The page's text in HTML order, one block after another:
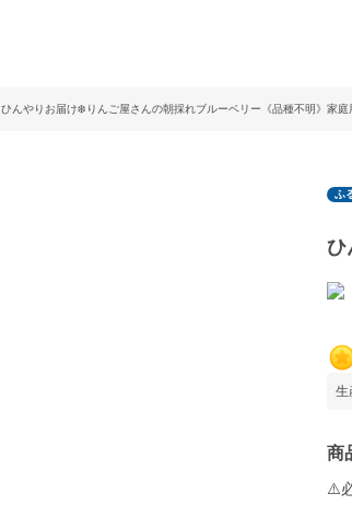
ひんやりお届け❄️りんご屋さんの朝採れブルーベリー《品種不明》家庭
ふ
ひ
生
商
⚠️